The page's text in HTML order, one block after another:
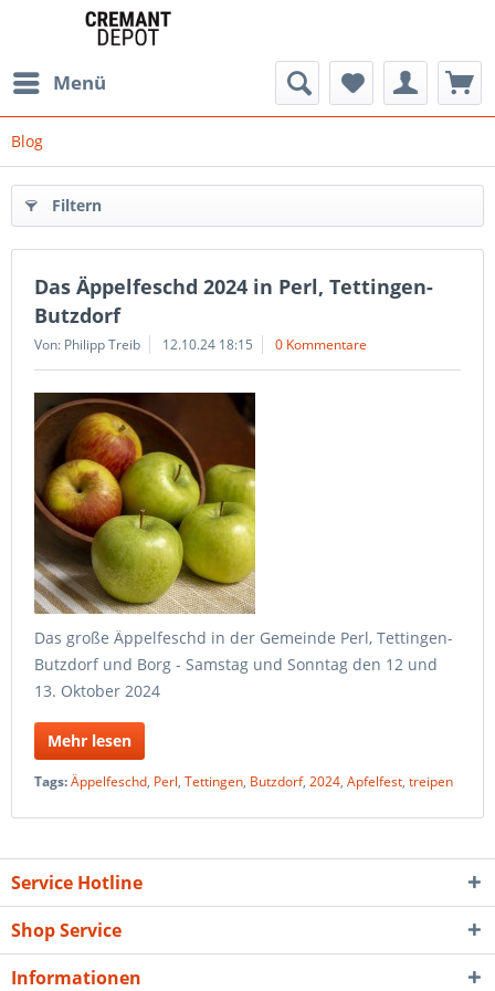
Menü
Blog
Filtern
Das Äppelfeschd 2024 in Perl, Tettingen-
Butzdorf
Von: Philipp Treib 12.10.24 18:15 0 Kommentare
Das große Äppelfeschd in der Gemeinde Perl, Tettingen-
Butzdorf und Borg - Samstag und Sonntag den 12 und
13. Oktober 2024
Mehr lesen
Tags:Äppelfeschd, Perl, Tettingen, Butzdorf, 2024, Apfelfest, treipen
Service Hotline
Shop Service
Informationen